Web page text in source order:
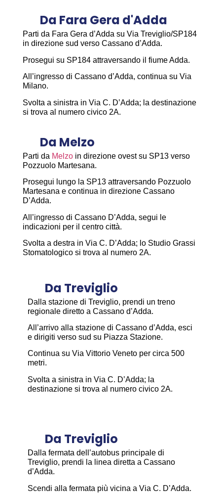
Da Fara Gera d'Adda
Parti da Fara Gera d’Adda su Via Treviglio/SP184
in direzione sud verso Cassano d’Adda.
Prosegui su SP184 attraversando il fiume Adda.
All’ingresso di Cassano d’Adda, continua su Via
Milano.
Svolta a sinistra in Via C. D’Adda; la destinazione
si trova al numero civico 2A.
Da Melzo
Parti da Melzo in direzione ovest su SP13 verso
Pozzuolo Martesana.
Prosegui lungo la SP13 attraversando Pozzuolo
Martesana e continua in direzione Cassano
D’Adda.
All’ingresso di Cassano D’Adda, segui le
indicazioni per il centro città.
Svolta a destra in Via C. D’Adda; lo Studio Grassi
Stomatologico si trova al numero 2A.
Da Treviglio
Dalla stazione di Treviglio, prendi un treno
regionale diretto a Cassano d’Adda.
All’arrivo alla stazione di Cassano d’Adda, esci
e dirigiti verso sud su Piazza Stazione.
Continua su Via Vittorio Veneto per circa 500
metri.
Svolta a sinistra in Via C. D’Adda; la
destinazione si trova al numero civico 2A.
Da Treviglio
Dalla fermata dell’autobus principale di
Treviglio, prendi la linea diretta a Cassano
d’Adda.
Scendi alla fermata più vicina a Via C. D’Adda.